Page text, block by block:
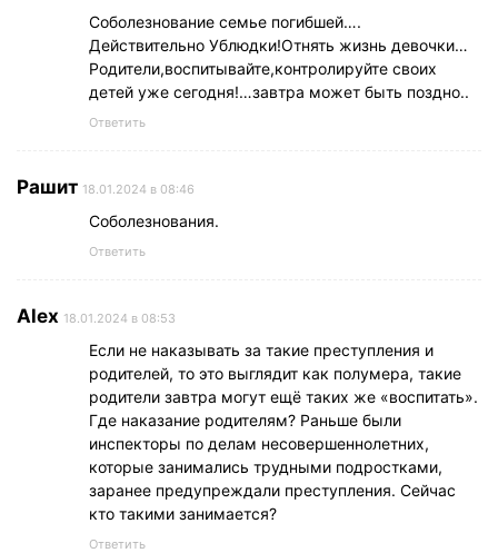
Соболезнование семье погибшей….
Действительно Ублюдки!Отнять жизнь девочки…
Родители,воспитывайте,контролируйте своих
детей уже сегодня!…завтра может быть поздно..
Ответить
Рашит 18.01.2024 в 08:46
Соболезнования.
Ответить
Alex 18.01.2024 в 08:53
Если не наказывать за такие преступления и
родителей, то это выглядит как полумера, такие
родители завтра могут ещё таких же «воспитать».
Где наказание родителям? Раньше были
инспекторы по делам несовершеннолетних,
которые занимались трудными подростками,
заранее предупреждали преступления. Сейчас
кто такими занимается?
Ответить